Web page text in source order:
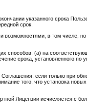
указанного срока
срок.
возможностями, в том числе,
способов: (а) на
срока, установленного
если только при
того, что установка
Лицензии исчисляется с